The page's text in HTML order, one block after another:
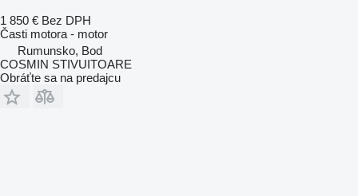
1 850 € Bez DPH
Časti motora - motor
Rumunsko, Bod
COSMIN STIVUITOARE
Obráťte sa na predajcu